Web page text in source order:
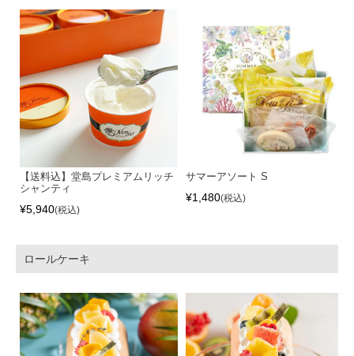
【送料込】堂島プレミアムリッチ
シャンティ
¥5,940 税込
サマーアソート S
¥1,480 税込
ロールケーキ